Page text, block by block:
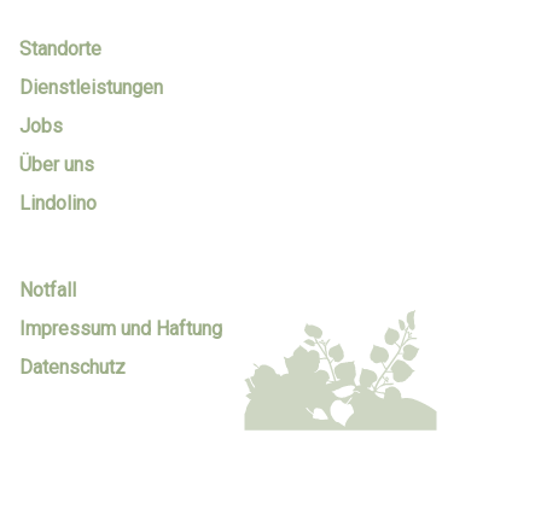
Standorte
Dienstleistungen
Jobs
Über uns
Lindolino
Notfall
Impressum und Haftung
Datenschutz